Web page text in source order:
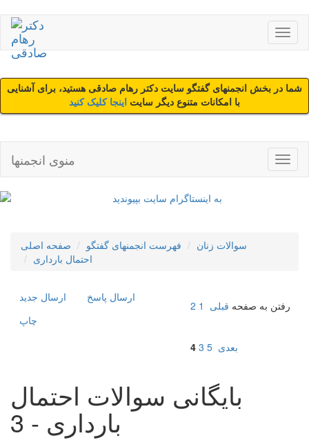
شما در بخش انجمنهای گفتگو سایت دکتر رهام صادقی هستید، برای آشنایی
با امکانات متنوع دیگر سایت اینجا کلیک کنید
منوی انجمنها
صفحه اصلی فهرست انجمنهای گفتگو
سوالات زنان
احتمال بارداری
ارسال جديد
ارسال پاسخ
چاپ
رفتن به صفحه قبلی 1
2
3
4 5 بعدی
بایگانی سوالات احتمال
بارداری - 3